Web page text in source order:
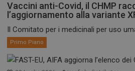
Vaccini anti-Covid, il CHMP
l’aggiornamento alla variante
Il Comitato per i medicinali per uso
Primo Piano